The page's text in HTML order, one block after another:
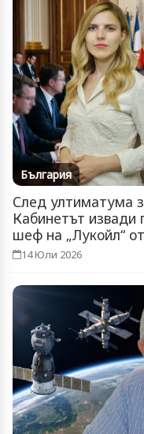
България
След ултиматума
Кабинетът извади
шеф на „Лукойл“
14 Юли 2026